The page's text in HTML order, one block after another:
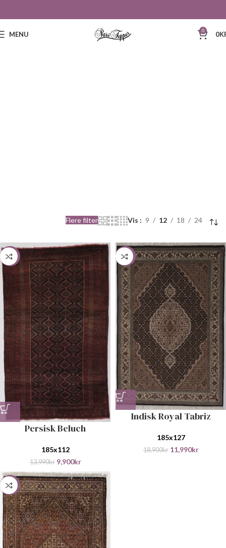
MENU 0 0
Flere filter Vis 9 12 18 24
-29%
Persisk Beluch
185x112
13,990kr 9,900kr
-37%
Indisk Royal Tabriz
185x127
18,900kr 11,990kr
-32%